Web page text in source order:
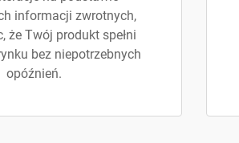
informacji zwrotnych,
że Twój produkt spełni
bez niepotrzebnych
opóźnień.